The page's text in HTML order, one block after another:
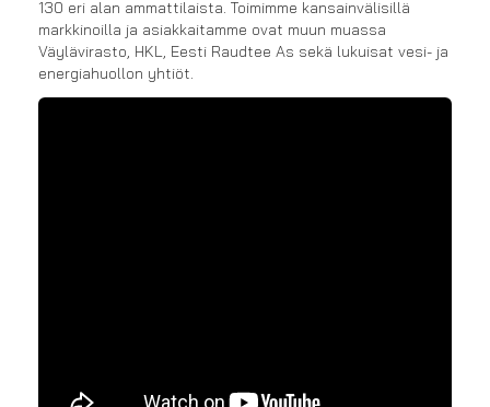
130 eri alan ammattilaista. Toimimme kansainvälisillä
markkinoilla ja asiakkaitamme ovat muun muassa
Väylävirasto, HKL, Eesti Raudtee As sekä lukuisat vesi- ja
energiahuollon yhtiöt.